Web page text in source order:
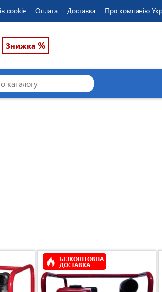
cookie Оплата Доставка Про компанію
Знижка %
БЕЗКОШТОВНА
ДОСТАВКА